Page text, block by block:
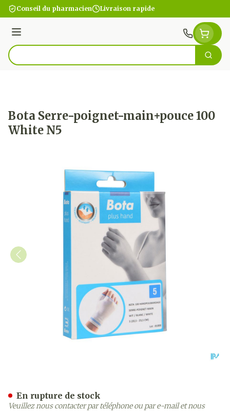
Aller au contenu
Conseil du pharmacien Livraison rapide
Menu
Rechercher
Bota Serre-poignet-main+pouce 100
White N5
En rupture de stock
Veuillez nous contacter par téléphone ou par e-mail et nous